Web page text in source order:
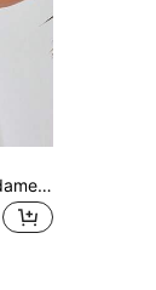
Dewbera Dewbera Effen damessweatshirt met capuchon en korte mouwen van mesh, modieus voor de zomer